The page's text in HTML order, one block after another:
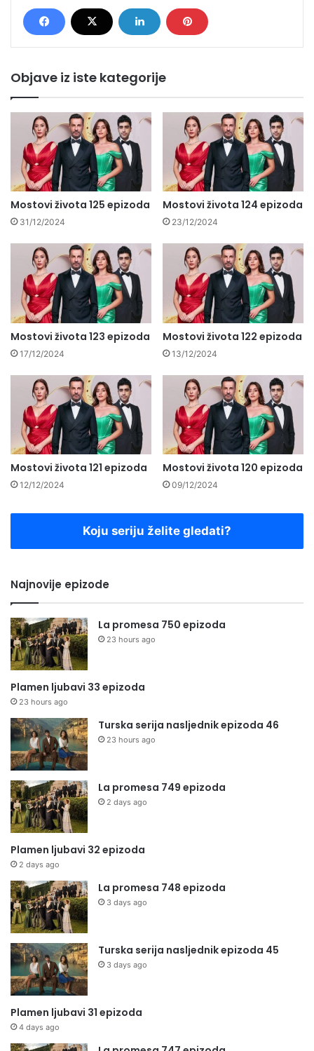
Objave iz iste kategorije
Mostovi života 125 epizoda
31/12/2024
Mostovi života 124 epizoda
23/12/2024
Mostovi života 123 epizoda
17/12/2024
Mostovi života 122 epizoda
13/12/2024
Mostovi života 121 epizoda
12/12/2024
Mostovi života 120 epizoda
09/12/2024
Koju seriju želite gledati?
Najnovije epizode
La promesa 750 epizoda
23 hours ago
Plamen ljubavi 33 epizoda
23 hours ago
Turska serija nasljednik epizoda 46
23 hours ago
La promesa 749 epizoda
2 days ago
Plamen ljubavi 32 epizoda
2 days ago
La promesa 748 epizoda
3 days ago
Turska serija nasljednik epizoda 45
3 days ago
Plamen ljubavi 31 epizoda
4 days ago